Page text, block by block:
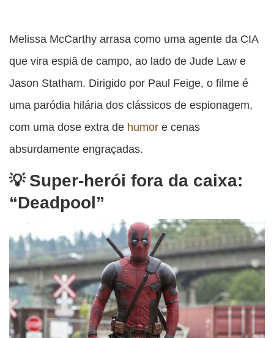
Melissa McCarthy arrasa como uma agente da CIA
que vira espiã de campo, ao lado de Jude Law e
Jason Statham. Dirigido por Paul Feige, o filme é
uma paródia hilária dos clássicos de espionagem,
com uma dose extra de humor e cenas
absurdamente engraçadas.
Super-herói fora da caixa:
“Deadpool”